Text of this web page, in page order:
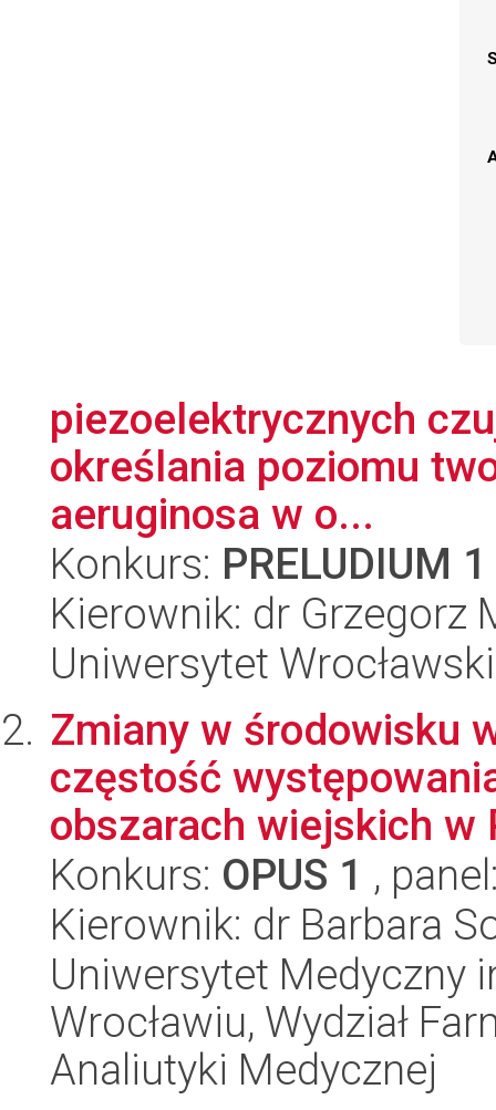
piezoelektrycznych
określania poziomu
aeruginosa w o...
Konkurs: PRELUDIUM 1
Kierownik: dr Grzegorz
Uniwersytet
Zmiany w środowisku
częstość
obszarach wiejskich w
Konkurs: OPUS 1 ,
Kierownik: dr Barbara
Uniwersytet Medyczny
Wrocławiu, Wydział
Analiutyki Medycznej